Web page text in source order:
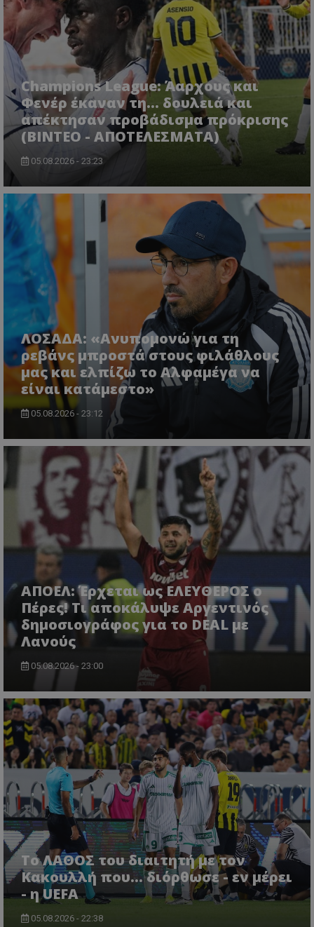
Champions League: Άαρχους και
Φενέρ έκαναν τη... δουλειά και
απέκτησαν προβάδισμα πρόκρισης
(ΒΙΝΤΕΟ - ΑΠΟΤΕΛΕΣΜΑΤΑ)
05.08.2026 - 23:23
ΛΟΣΑΔΑ: «Ανυπομονώ για τη
ρεβάνς μπροστά στους φιλάθλους
μας και ελπίζω το Αλφαμέγα να
είναι κατάμεστο»
05.08.2026 - 23:12
ΑΠΟΕΛ: Έρχεται ως ΕΛΕΥΘΕΡΟΣ ο
Πέρες! Τι αποκάλυψε Αργεντινός
δημοσιογράφος για το DEAL με
Λανούς
05.08.2026 - 23:00
Το ΛΑΘΟΣ του διαιτητή με τον
Κακουλλή που... διόρθωσε - εν μέρει
- η UEFA
05.08.2026 - 22:38